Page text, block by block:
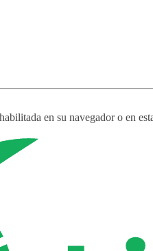
en su navegador o en